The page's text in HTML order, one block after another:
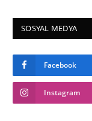
SOSYAL MEDYA
Facebook
Instagram